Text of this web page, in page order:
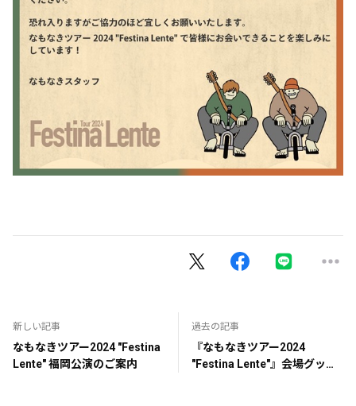
新しい記事
なもなきツアー2024 "Festina
Lente" 福岡公演のご案内
過去の記事
『なもなきツアー2024
"Festina Lente"』会場グッズ